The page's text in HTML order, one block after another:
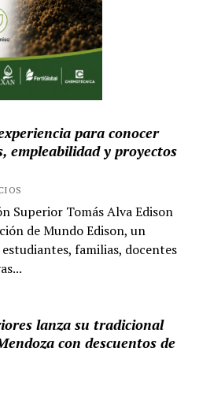
para conocer
empleabilidad y proyectos
Superior Tomás Alva Edison
de Mundo Edison, un
familias, docentes
lanza su tradicional
con descuentos de